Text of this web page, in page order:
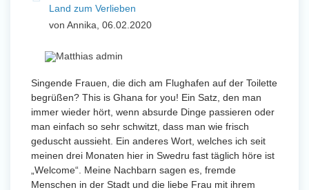
Land zum Verlieben
von Annika, 06.02.2020
Singende Frauen, die dich am Flughafen auf der Toilette
begrüßen? This is Ghana for you! Ein Satz, den man
immer wieder hört, wenn absurde Dinge passieren oder
man einfach so sehr schwitzt, dass man wie frisch
geduscht aussieht. Ein anderes Wort, welches ich seit
meinen drei Monaten hier in Swedru fast täglich höre ist
„Welcome“. Meine Nachbarn sagen es, fremde
Menschen in der Stadt und die liebe Frau mit ihrem